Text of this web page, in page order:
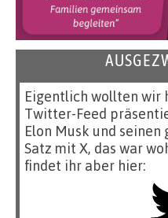
Eigentlich wollten wir
Twitter-Feed
Elon Musk und seinen
Satz mit X, das war
findet ihr aber hier: